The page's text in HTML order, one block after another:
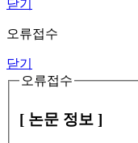
닫기
오류접수
닫기
오류접수
[ 논문 정보 ]